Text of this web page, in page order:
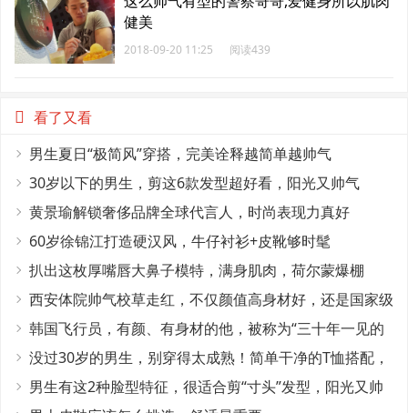
健美
2018-09-20 11:25 阅读439
看了又看
男生夏日“极简风”穿搭，完美诠释越简单越帅气
30岁以下的男生，剪这6款发型超好看，阳光又帅气
黄景瑜解锁奢侈品牌全球代言人，时尚表现力真好
60岁徐锦江打造硬汉风，牛仔衬衫+皮靴够时髦
扒出这枚厚嘴唇大鼻子模特，满身肌肉，荷尔蒙爆棚
西安体院帅气校草走红，不仅颜值高身材好，还是国家级
田径运动员
韩国飞行员，有颜、有身材的他，被称为“三十年一见的
神颜”
没过30岁的男生，别穿得太成熟！简单干净的T恤搭配，
帅气又减龄
男生有这2种脸型特征，很适合剪“寸头”发型，阳光又帅